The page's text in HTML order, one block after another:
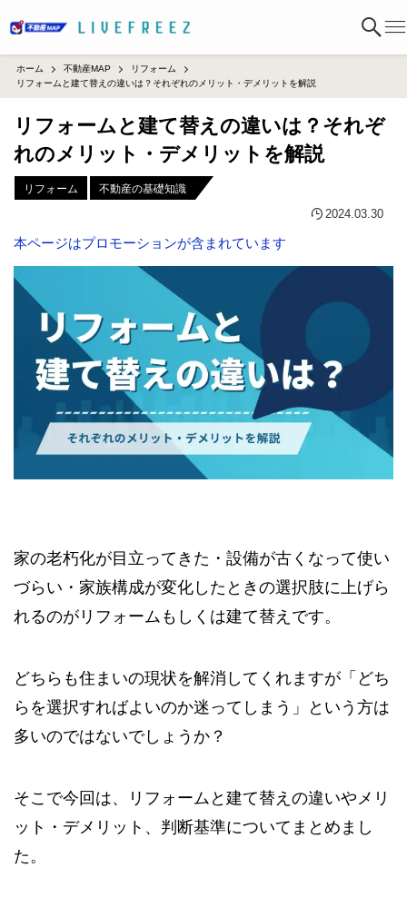
ホーム 不動産MAP
リフォーム
リフォームと建て替えの違いは？それぞれのメリット・デメリットを解説
リフォームと建て替えの違いは？それぞ
れのメリット・デメリットを解説
リフォーム 不動産の基礎知識
2024.03.30
本ページはプロモーションが含まれています
家の老朽化が目立ってきた・設備が古くなって使い
づらい・家族構成が変化したときの選択肢に上げら
れるのがリフォームもしくは建て替えです。
どちらも住まいの現状を解消してくれますが「どち
らを選択すればよいのか迷ってしまう」という方は
多いのではないでしょうか？
そこで今回は、リフォームと建て替えの違いやメリ
ット・デメリット、判断基準についてまとめまし
た。